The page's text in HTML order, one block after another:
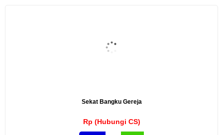
Sekat Bangku Gereja
Rp (Hubungi CS)